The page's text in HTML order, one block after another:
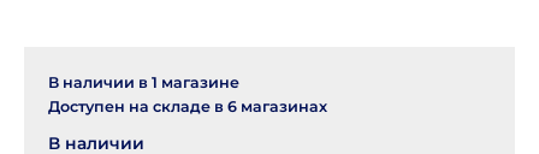
В наличии в 1 магазине
Доступен на складе в 6 магазинах
В наличии